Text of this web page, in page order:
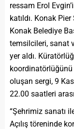
ressam Erol
katıldı. Konak
Konak Belediye
temsilcileri, sanat
yer aldı.
koordinatörlüğünü
oluşan sergi, 9
22.00 saatleri
“Şehrimiz sanatı
Açılış töreninde